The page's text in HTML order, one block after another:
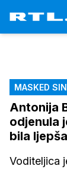
MASKED
Antonija
odjenula
bila
Voditeljica